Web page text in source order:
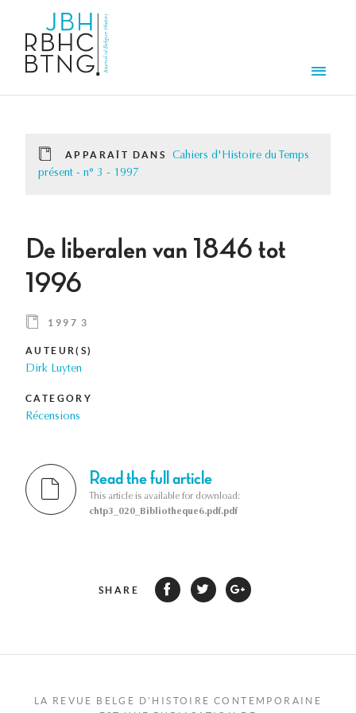
APPARAÎT DANS
Cahiers d'Histoire du Temps
présent - n° 3 - 1997
De liberalen van 1846 tot
1996
1997 3
AUTEUR(S)
Dirk Luyten
CATEGORY
Récensions
Read the full article
This article is available for download:
chtp3_020_Bibliotheque6.pdf.pdf
SHARE
LA REVUE BELGE D'HISTOIRE CONTEMPORAINE